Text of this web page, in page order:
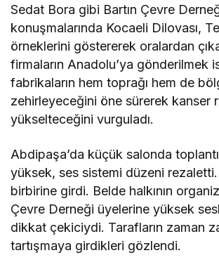
Sedat Bora gibi Bartın Çevre
konuşmalarında Kocaeli Dilovası,
örneklerini göstererek oralardan
firmaların Anadolu’ya gönderilmek
fabrikaların hem toprağı hem de
zehirleyeceğini öne sürerek kanser
yükselteceğini vurguladı.
Abdipaşa’da küçük salonda
yüksek, ses sistemi düzeni
birbirine girdi. Belde halkının
Çevre Derneği üyelerine yüksek
dikkat çekiciydi. Tarafların zaman
tartışmaya girdikleri gözlendi.